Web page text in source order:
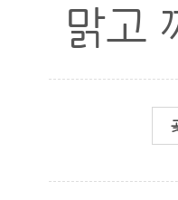
맑고